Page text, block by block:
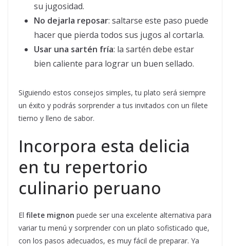
su jugosidad.
No dejarla reposar: saltarse este paso puede
hacer que pierda todos sus jugos al cortarla.
Usar una sartén fría: la sartén debe estar
bien caliente para lograr un buen sellado.
Siguiendo estos consejos simples, tu plato será siempre
un éxito y podrás sorprender a tus invitados con un filete
tierno y lleno de sabor.
Incorpora esta delicia
en tu repertorio
culinario peruano
El filete mignon puede ser una excelente alternativa para
variar tu menú y sorprender con un plato sofisticado que,
con los pasos adecuados, es muy fácil de preparar. Ya